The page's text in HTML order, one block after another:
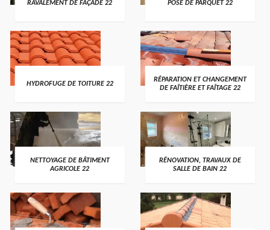
RAVALEMENT DE FAÇADE 22 POSE DE PARQUET 22
HYDROFUGE DE TOITURE 22
RÉPARATION ET CHANGEMENT
DE FAÎTIÈRE ET FAÎTAGE 22
NETTOYAGE DE BÂTIMENT
AGRICOLE 22
RÉNOVATION, TRAVAUX DE
SALLE DE BAIN 22